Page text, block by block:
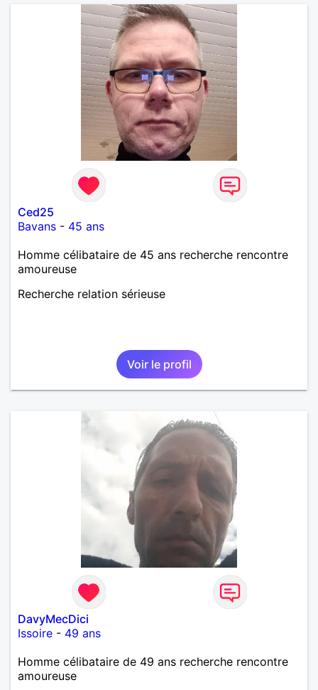
Ced25
Bavans - 45 ans
Homme célibataire de 45 ans recherche rencontre
amoureuse
Recherche relation sérieuse
Voir le profil
DavyMecDici
Issoire - 49 ans
Homme célibataire de 49 ans recherche rencontre
amoureuse